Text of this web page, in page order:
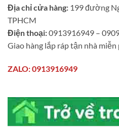
Địa chỉ cửa hàng: 199 đường
TPHCM
Điện thoại:0913916949 –
Giao hàng lắp ráp tận nhà miễn
ZALO: 0913916949